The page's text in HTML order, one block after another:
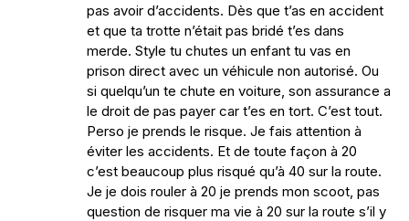
pas avoir d’accidents. Dès que t’as en accident
et que ta trotte n’était pas bridé t’es dans
merde. Style tu chutes un enfant tu vas en
prison direct avec un véhicule non autorisé. Ou
si quelqu’un te chute en voiture, son assurance a
le droit de pas payer car t’es en tort. C’est tout.
Perso je prends le risque. Je fais attention à
éviter les accidents. Et de toute façon à 20
c’est beaucoup plus risqué qu’à 40 sur la route.
Je je dois rouler à 20 je prends mon scoot, pas
question de risquer ma vie à 20 sur la route s’il y